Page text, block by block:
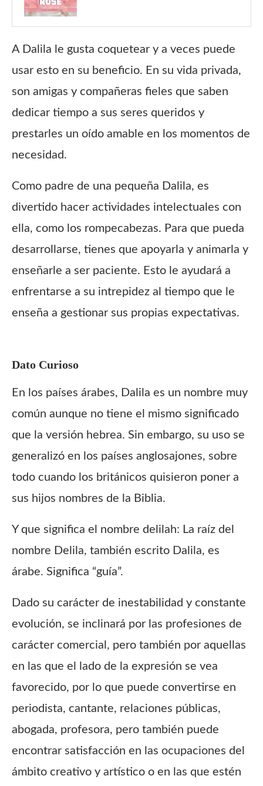
A Dalila le gusta coquetear y a veces puede
usar esto en su beneficio. En su vida privada,
son amigas y compañeras fieles que saben
dedicar tiempo a sus seres queridos y
prestarles un oído amable en los momentos de
necesidad.
Como padre de una pequeña Dalila, es
divertido hacer actividades intelectuales con
ella, como los rompecabezas. Para que pueda
desarrollarse, tienes que apoyarla y animarla y
enseñarle a ser paciente. Esto le ayudará a
enfrentarse a su intrepidez al tiempo que le
enseña a gestionar sus propias expectativas.
Dato Curioso
En los países árabes, Dalila es un nombre muy
común aunque no tiene el mismo significado
que la versión hebrea. Sin embargo, su uso se
generalizó en los países anglosajones, sobre
todo cuando los británicos quisieron poner a
sus hijos nombres de la Biblia.
Y que significa el nombre delilah: La raíz del
nombre Delila, también escrito Dalila, es
árabe. Significa “guía”.
Dado su carácter de inestabilidad y constante
evolución, se inclinará por las profesiones de
carácter comercial, pero también por aquellas
en las que el lado de la expresión se vea
favorecido, por lo que puede convertirse en
periodista, cantante, relaciones públicas,
abogada, profesora, pero también puede
encontrar satisfacción en las ocupaciones del
ámbito creativo y artístico o en las que estén